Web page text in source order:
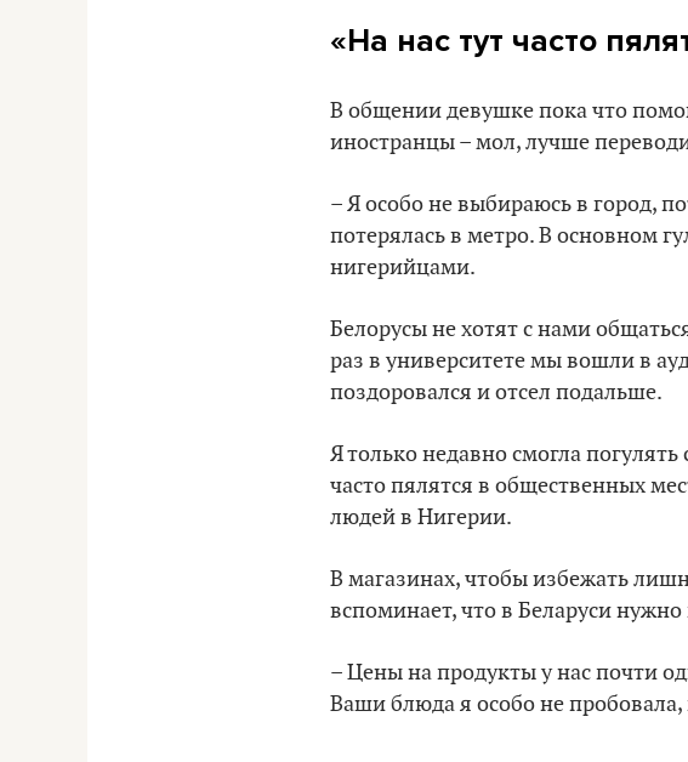
«На нас тут часто
В общении девушке пока что
иностранцы – мол, лучше
– Я особо не выбираюсь в город,
потерялась в метро. В основном
нигерийцами.
Белорусы не хотят с нами
раз в университете мы вошли в
поздоровался и отсел подальше.
Я только недавно смогла
часто пялятся в общественных
людей в Нигерии.
В магазинах, чтобы избежать
вспоминает, что в Беларуси
– Цены на продукты у нас почти
Ваши блюда я особо не